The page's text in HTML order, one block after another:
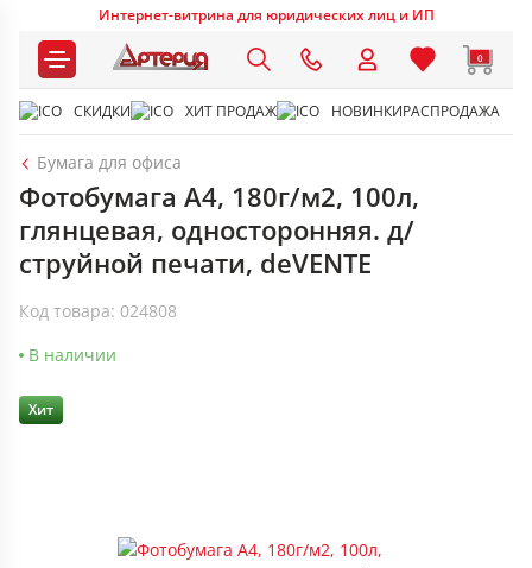
Интернет-витрина для юридических лиц и ИП
0
СКИДКИ ХИТ ПРОДАЖ НОВИНКИРАСПРОДАЖА
Бумага для офиса
Фотобумага А4, 180г/м2, 100л,
глянцевая, односторонняя. д/
струйной печати, deVENTE
Код товара: 024808
В наличии
Хит